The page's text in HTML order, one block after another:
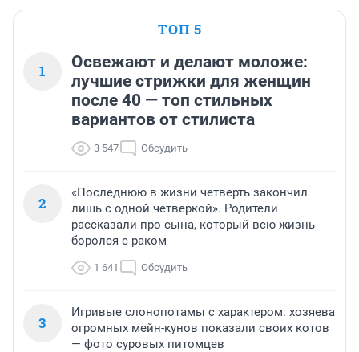
ТОП 5
1
Освежают и делают моложе:
лучшие стрижки для женщин
после 40 — топ стильных
вариантов от стилиста
3 547 Обсудить
2
«Последнюю в жизни четверть закончил
лишь с одной четверкой». Родители
рассказали про сына, который всю жизнь
боролся с раком
1 641 Обсудить
3
Игривые слонопотамы с характером: хозяева
огромных мейн-кунов показали своих котов
— фото суровых питомцев